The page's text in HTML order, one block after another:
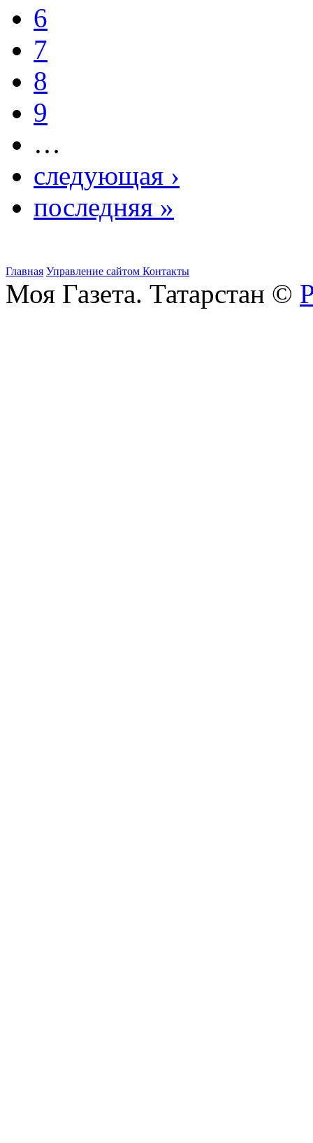
6
7
8
9
…
следующая ›
последняя »
Главная Управление сайтом Контакты
Моя Газета. Татарстан ©